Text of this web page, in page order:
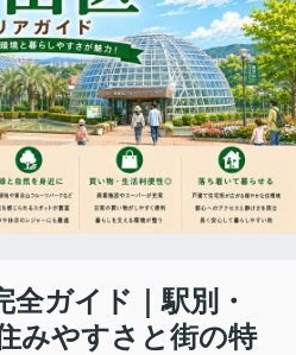
全ガイド｜駅別・
みやすさと街の特